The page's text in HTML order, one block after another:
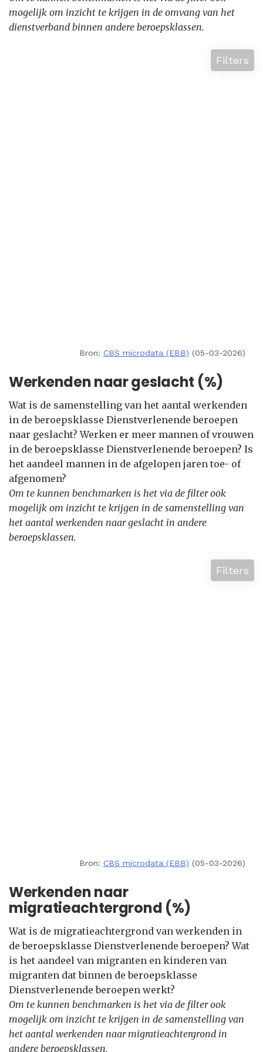
mogelijk om inzicht te krijgen in de omvang van het
dienstverband binnen andere beroepsklassen.
Filters
Bron: CBS microdata (EBB) (05-03-2026)
Werkenden naar geslacht (%)
Wat is de samenstelling van het aantal werkenden
in de beroepsklasse Dienstverlenende beroepen
naar geslacht? Werken er meer mannen of vrouwen
in de beroepsklasse Dienstverlenende beroepen? Is
het aandeel mannen in de afgelopen jaren toe- of
afgenomen?
Om te kunnen benchmarken is het via de filter ook
mogelijk om inzicht te krijgen in de samenstelling van
het aantal werkenden naar geslacht in andere
beroepsklassen.
Filters
Bron: CBS microdata (EBB) (05-03-2026)
Werkenden naar
migratieachtergrond (%)
Wat is de migratieachtergrond van werkenden in
de beroepsklasse Dienstverlenende beroepen? Wat
is het aandeel van migranten en kinderen van
migranten dat binnen de beroepsklasse
Dienstverlenende beroepen werkt?
Om te kunnen benchmarken is het via de filter ook
mogelijk om inzicht te krijgen in de samenstelling van
het aantal werkenden naar migratieachtergrond in
andere beroepsklassen.